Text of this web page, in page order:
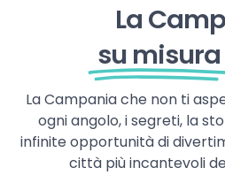
La
su misura
La Campania che non ti
ogni angolo, i segreti, la
infinite opportunità di
città più incantevoli